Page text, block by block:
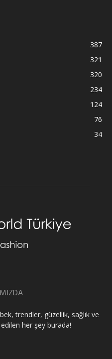
387
321
320
234
124
76
34
trendler, güzellik, sağlık ve
her şey burada!